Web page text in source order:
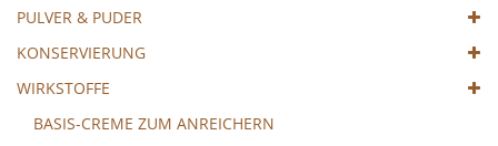
PULVER & PUDER
KONSERVIERUNG
WIRKSTOFFE
BASIS-CREME ZUM ANREICHERN